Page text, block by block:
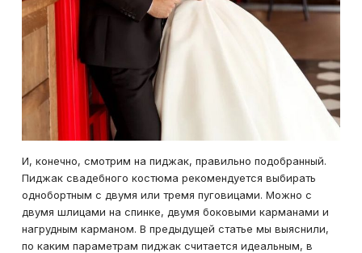
И, конечно, смотрим на пиджак, правильно подобранный.
Пиджак свадебного костюма рекомендуется выбирать
однобортным с двумя или тремя пуговицами. Можно с
двумя шлицами на спинке, двумя боковыми карманами и
нагрудным карманом. В предыдущей статье мы выяснили,
по каким параметрам пиджак считается идеальным, в